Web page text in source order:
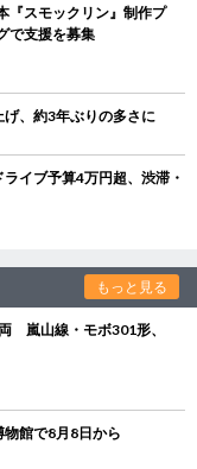
『スモックリン』制作プ
で支援を募集
、約3年ぶりの多さに
イブ予算4万円超、渋滞・
もっと見る
嵐山線・モボ301形、
館で8月8日から